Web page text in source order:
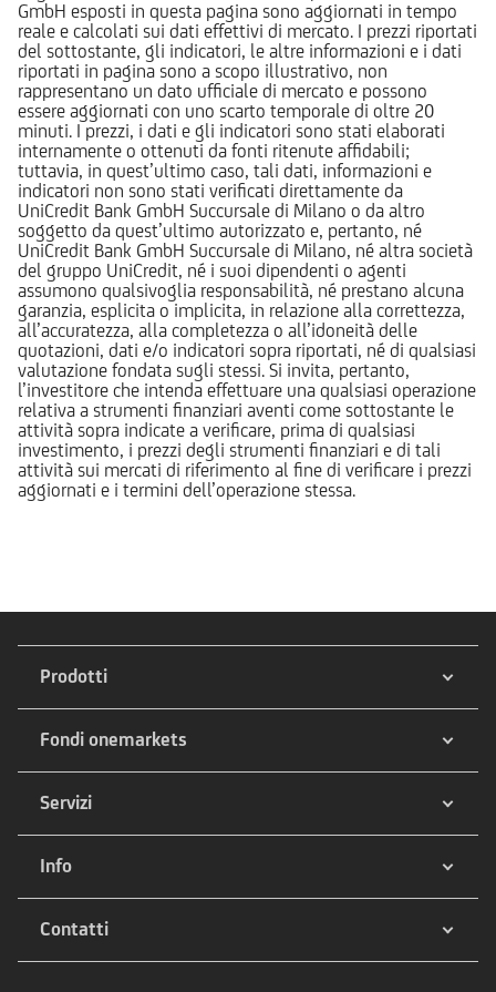
GmbH esposti in questa pagina sono aggiornati in tempo
reale e calcolati sui dati effettivi di mercato. I prezzi riportati
del sottostante, gli indicatori, le altre informazioni e i dati
riportati in pagina sono a scopo illustrativo, non
rappresentano un dato ufficiale di mercato e possono
essere aggiornati con uno scarto temporale di oltre 20
minuti. I prezzi, i dati e gli indicatori sono stati elaborati
internamente o ottenuti da fonti ritenute affidabili;
tuttavia, in quest’ultimo caso, tali dati, informazioni e
indicatori non sono stati verificati direttamente da
UniCredit Bank GmbH Succursale di Milano o da altro
soggetto da quest’ultimo autorizzato e, pertanto, né
UniCredit Bank GmbH Succursale di Milano, né altra società
del gruppo UniCredit, né i suoi dipendenti o agenti
assumono qualsivoglia responsabilità, né prestano alcuna
garanzia, esplicita o implicita, in relazione alla correttezza,
all’accuratezza, alla completezza o all’idoneità delle
quotazioni, dati e/o indicatori sopra riportati, né di qualsiasi
valutazione fondata sugli stessi. Si invita, pertanto,
l’investitore che intenda effettuare una qualsiasi operazione
relativa a strumenti finanziari aventi come sottostante le
attività sopra indicate a verificare, prima di qualsiasi
investimento, i prezzi degli strumenti finanziari e di tali
attività sui mercati di riferimento al fine di verificare i prezzi
aggiornati e i termini dell’operazione stessa.
Prodotti
Fondi onemarkets
Servizi
Info
Contatti